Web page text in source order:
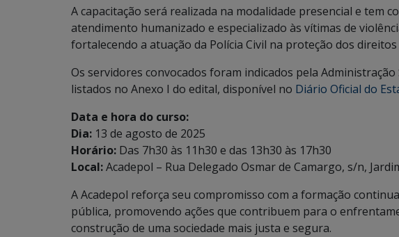
A capacitação será realizada na modalidade presencial e tem
atendimento humanizado e especializado às vítimas de
fortalecendo a atuação da Polícia Civil na proteção dos
Os servidores convocados foram indicados pela
listados no Anexo I do edital, disponível no Diário Oficial do
Data e hora do curso:
Dia: 13 de agosto de 2025
Horário: Das 7h30 às 11h30 e das 13h30 às 17h30
Local:Acadepol – Rua Delegado Osmar de Camargo, s/n,
A Acadepol reforça seu compromisso com a formação
pública, promovendo ações que contribuem para o
construção de uma sociedade mais justa e segura.